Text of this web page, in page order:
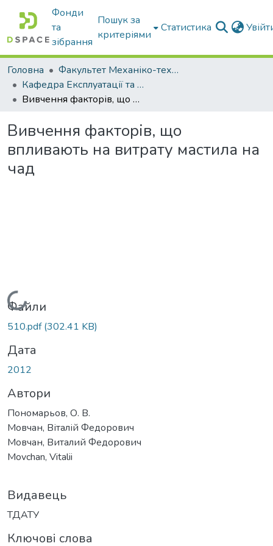
Фонди
та
зібрання
Пошук за
критеріями
Статистика
Головна
Факультет Механіко-технологічний
Кафедра Експлуатації та технічного сервісу машин
Вивчення факторів, що впливають на витрату мастила на чад
Вивчення факторів, що
впливають на витрату мастила на
чад
Вантажиться...
Файли
510.pdf(302.41 KB)
Дата
2012
Автори
Пономарьов, О. В.
Мовчан, Віталій Федорович
Мовчан, Виталий Федорович
Movchan, Vitalii
Видавець
ТДАТУ
Ключові слова